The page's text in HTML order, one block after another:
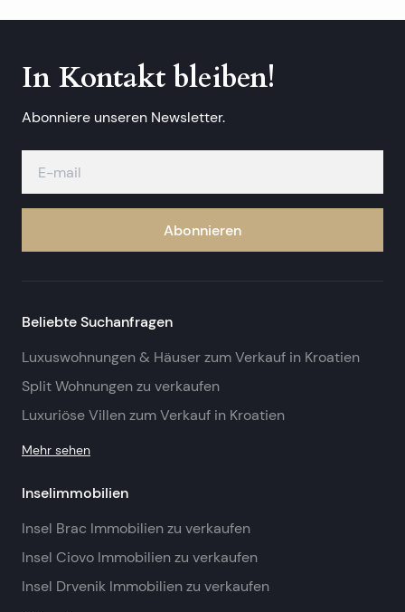
In Kontakt bleiben!
Abonniere unseren Newsletter.
Abonnieren
Beliebte Suchanfragen
Luxuswohnungen & Häuser zum Verkauf in Kroatien
Split Wohnungen zu verkaufen
Luxuriöse Villen zum Verkauf in Kroatien
Mehr sehen
Inselimmobilien
Insel Brac Immobilien zu verkaufen
Insel Ciovo Immobilien zu verkaufen
Insel Drvenik Immobilien zu verkaufen